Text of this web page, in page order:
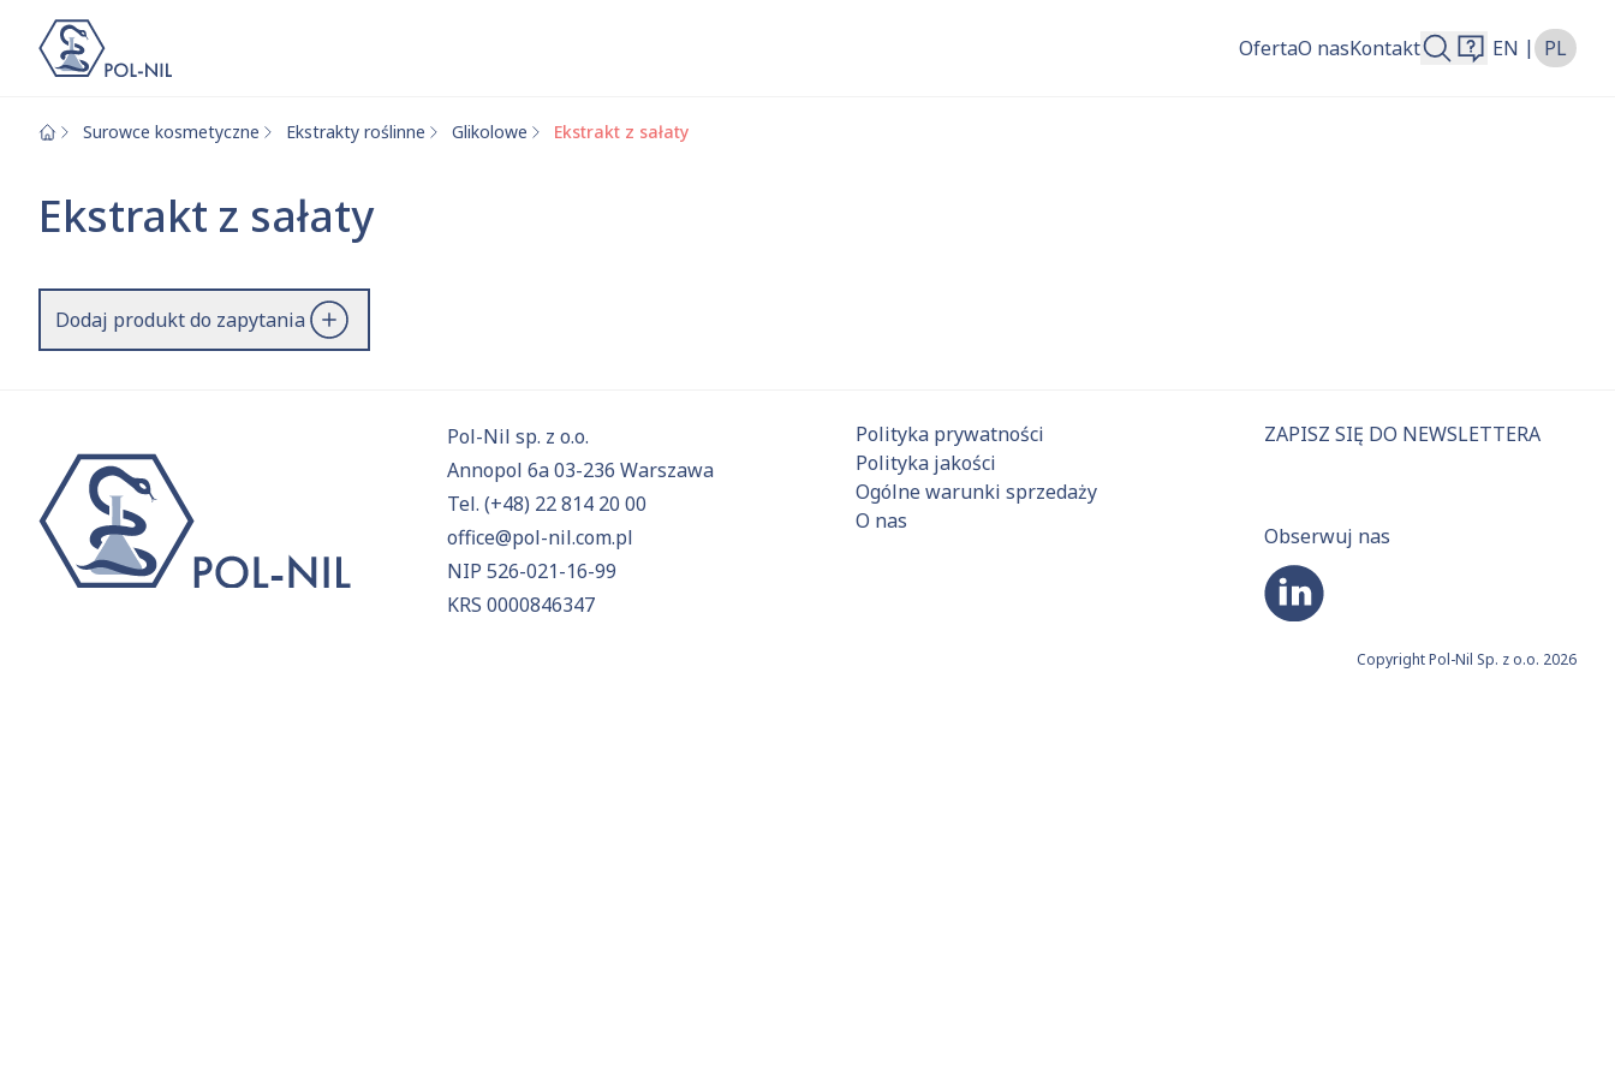
OfertaO nasKontakt EN | PL
Surowce kosmetyczne Ekstrakty roślinne Glikolowe Ekstrakt z sałaty
Ekstrakt z sałaty
Dodaj produkt do zapytania
Pol-Nil sp. z o.o.
Annopol 6a 03-236 Warszawa
Tel. (+48) 22 814 20 00
office@pol-nil.com.pl
NIP 526-021-16-99
KRS 0000846347
Polityka prywatności
Polityka jakości
Ogólne warunki sprzedaży
O nas
ZAPISZ SIĘ DO NEWSLETTERA
Obserwuj nas
Copyright Pol-Nil Sp. z o.o. 2026